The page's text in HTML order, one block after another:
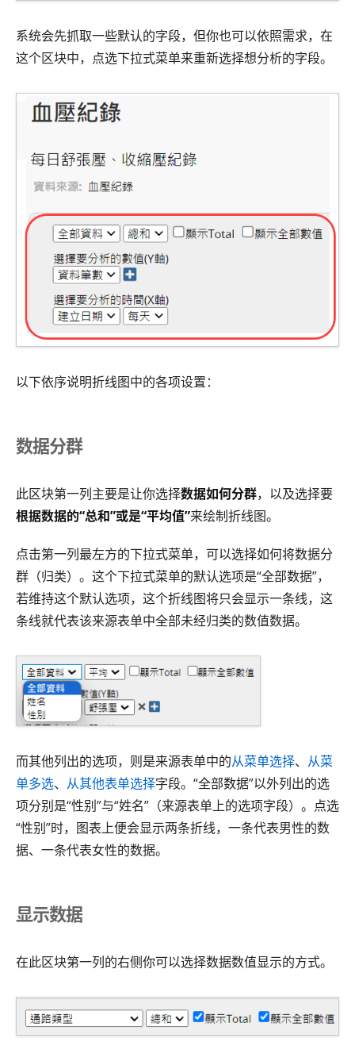
系统会先抓取一些默认的字段，但你也可以依照需求，在
这个区块中，点选下拉式菜单来重新选择想分析的字段。
以下依序说明折线图中的各项设置：
数据分群
此区块第一列主要是让你选择数据如何分群，以及选择要
根据数据的“总和”或是“平均值”来绘制折线图。
点击第一列最左方的下拉式菜单，可以选择如何将数据分
群（归类）。这个下拉式菜单的默认选项是“全部数据”，
若维持这个默认选项，这个折线图将只会显示一条线，这
条线就代表该来源表单中全部未经归类的数值数据。
而其他列出的选项，则是来源表单中的从菜单选择、 从菜
单多选、 从其他表单选择字段。“全部数据”以外列出的选
项分别是“性别”与“姓名”（来源表单上的选项字段）。点选
“性别”时，图表上便会显示两条折线，一条代表男性的数
据、一条代表女性的数据。
显示数据
在此区块第一列的右侧你可以选择数据数值显示的方式。